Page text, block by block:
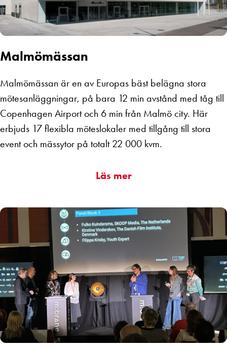
Malmömässan
Malmömässan är en av Europas bäst belägna stora
mötesanläggningar, på bara 12 min avstånd med tåg till
Copenhagen Airport och 6 min från Malmö city. Här
erbjuds 17 flexibla möteslokaler med tillgång till stora
event och mässytor på totalt 22 000 kvm.
Läs mer